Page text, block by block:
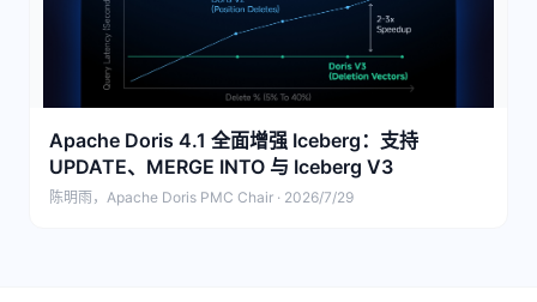
Apache Doris 4.1 全面增强 Iceberg：支持
UPDATE、MERGE INTO 与 Iceberg V3
陈明雨，Apache Doris PMC Chair · 2026/7/29